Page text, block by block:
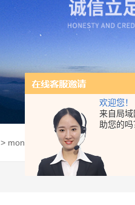
欢迎您！
来自局
助您的吗
> moncabloOMICRON